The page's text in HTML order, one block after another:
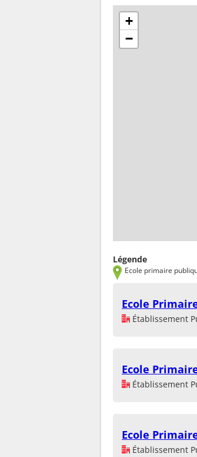
+
−
Légende
Ecole primaire
Ecole
Établissement
Ecole
Établissement
Ecole
Établissement